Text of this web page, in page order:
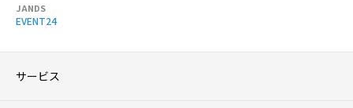
JANDS
EVENT24
サービス